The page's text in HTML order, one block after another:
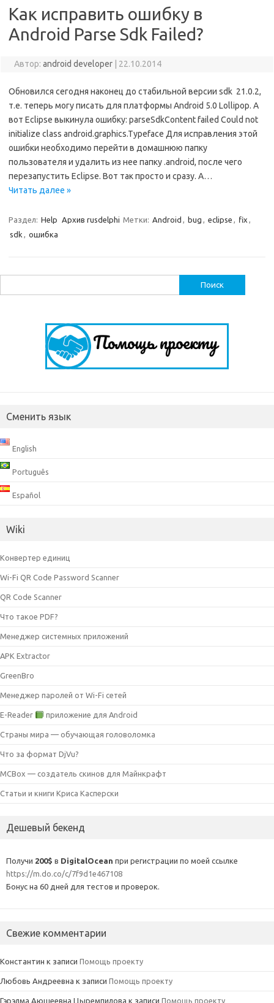
Как исправить ошибку в
Android Parse Sdk Failed?
Автор: android developer 22.10.2014
Обновился сегодня наконец до стабильной версии sdk 21.0.2,
т.е. теперь могу писать для платформы Android 5.0 Lollipop. А
вот Eclipse выкинула ошибку: parseSdkContent failed Could not
initialize class android.graphics.Typeface Для исправления этой
ошибки необходимо перейти в домашнюю папку
пользователя и удалить из нее папку .android, после чего
перезапустить Eclipse. Вот так просто и сразу. А…
Читать далее »
Раздел: Help Архив rusdelphi Метки: Android , bug , eclipse , fix ,
sdk , ошибка
Сменить язык
English
Português
Español
Wiki
Конвертер единиц
Wi-Fi QR Code Password Scanner
QR Code Scanner
Что такое PDF?
Менеджер системных приложений
APK Extractor
GreenBro
Менеджер паролей от Wi-Fi сетей
E-Reader приложение для Android
Страны мира — обучающая головоломка
Что за формат DjVu?
MCBox — создатель скинов для Майнкрафт
Статьи и книги Криса Касперски
Дешевый бекенд
Получи 200$ в DigitalOcean при регистрации по моей ссылке
https://m.do.co/c/7f9d1e467108
Бонус на 60 дней для тестов и проверок.
Свежие комментарии
Константин к записи Помощь проекту
Любовь Андреевна к записи Помощь проекту
Гэрэлма Аюшеевна Цыремпилова к записи Помощь проекту